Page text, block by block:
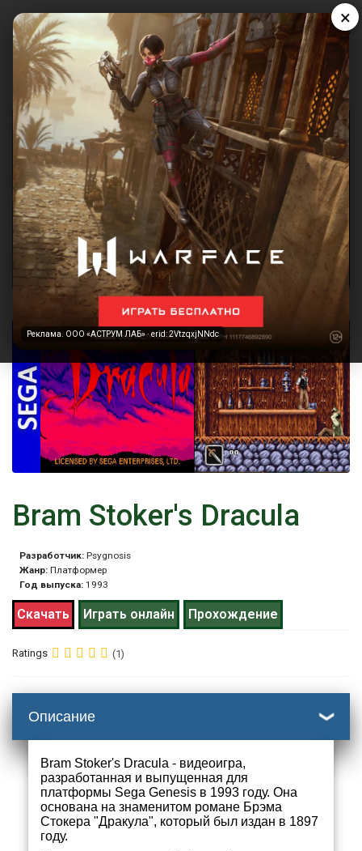
×
Реклама. ООО «АСТРУМ ЛАБ» · erid: 2VtzqxjNNdc
Реклама. ООО «АСТРУМ ЛАБ» · erid: 2VtzqxjNNdc
Bram Stoker's Dracula
Разработчик: Psygnosis
Жанр: Платформер
Год выпуска: 1993
Скачать Играть онлайн Прохождение
Ratings (1)
Описание
Bram Stoker's Dracula - видеоигра,
разработанная и выпущенная для
платформы Sega Genesis в 1993 году. Она
основана на знаменитом романе Брэма
Стокера "Дракула", который был издан в 1897
году.